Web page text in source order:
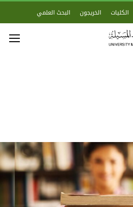
الكليات الخريجون البحث العلمي